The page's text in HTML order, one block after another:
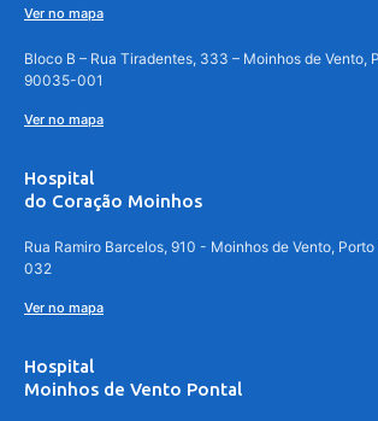
Ver no mapa
Bloco B – Rua Tiradentes, 333 – Moinhos de Vento,
90035-001
Ver no mapa
Hospital
do Coração Moinhos
Rua Ramiro Barcelos, 910 - Moinhos de Vento,
032
Ver no mapa
Hospital
Moinhos de Vento Pontal